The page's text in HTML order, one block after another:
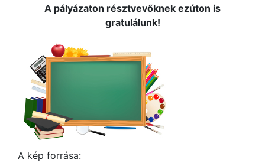
A pályázaton résztvevőknek ezúton is
gratulálunk!
A kép forrása: